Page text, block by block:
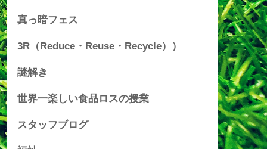
真っ暗フェス
3R（Reduce・Reuse・Recycle））
謎解き
世界一楽しい食品ロスの授業
スタッフブログ